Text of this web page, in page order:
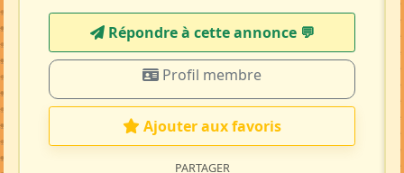
Répondre à cette annonce 💬​
Profil membre
Ajouter aux favoris
PARTAGER